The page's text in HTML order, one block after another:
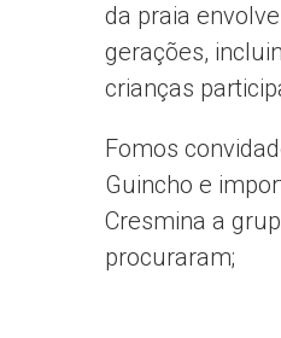
da praia
gerações,
crianças
Fomos
Guincho e
Cresmina a
procuraram;